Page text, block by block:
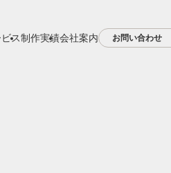
ス制作実績会社案内 お問い合わせ